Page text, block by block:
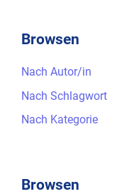
Browsen
Nach Autor/in
Nach Schlagwort
Nach Kategorie
Browsen